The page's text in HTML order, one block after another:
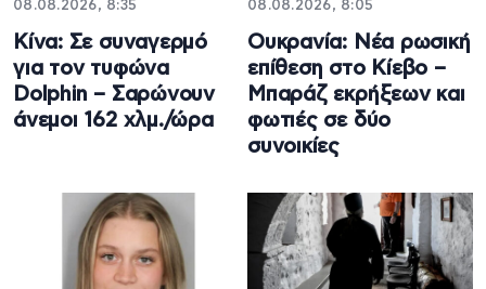
08.08.2026, 8:35
Κίνα: Σε συναγερμό
για τον τυφώνα
Dolphin – Σαρώνουν
άνεμοι 162 χλμ./ώρα
08.08.2026, 8:05
Ουκρανία: Νέα ρωσική
επίθεση στο Κίεβο –
Μπαράζ εκρήξεων και
φωτιές σε δύο
συνοικίες